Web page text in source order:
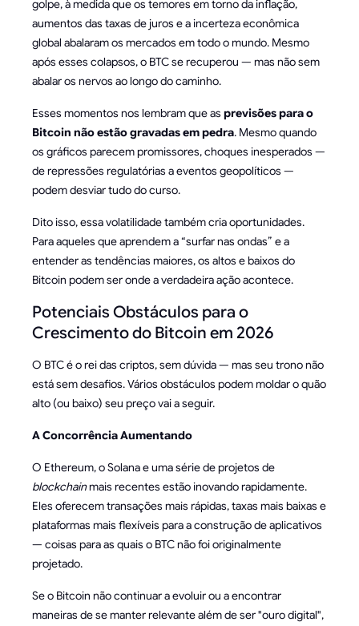
golpe, à medida que os temores em torno da inflação,
aumentos das taxas de juros e a incerteza econômica
global abalaram os mercados em todo o mundo. Mesmo
após esses colapsos, o BTC se recuperou — mas não sem
abalar os nervos ao longo do caminho.
Esses momentos nos lembram que as previsões para o
Bitcoin não estão gravadas em pedra. Mesmo quando
os gráficos parecem promissores, choques inesperados —
de repressões regulatórias a eventos geopolíticos —
podem desviar tudo do curso.
Dito isso, essa volatilidade também cria oportunidades.
Para aqueles que aprendem a “surfar nas ondas” e a
entender as tendências maiores, os altos e baixos do
Bitcoin podem ser onde a verdadeira ação acontece.
Potenciais Obstáculos para o
Crescimento do Bitcoin em 2026
O BTC é o rei das criptos, sem dúvida — mas seu trono não
está sem desafios. Vários obstáculos podem moldar o quão
alto (ou baixo) seu preço vai a seguir.
A Concorrência Aumentando
O Ethereum, o Solana e uma série de projetos de
blockchainmais recentes estão inovando rapidamente.
Eles oferecem transações mais rápidas, taxas mais baixas e
plataformas mais flexíveis para a construção de aplicativos
— coisas para as quais o BTC não foi originalmente
projetado.
Se o Bitcoin não continuar a evoluir ou a encontrar
maneiras de se manter relevante além de ser "ouro digital",